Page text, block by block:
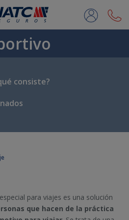
consiste?
especial para viajes es una solución
que hacen de la práctica